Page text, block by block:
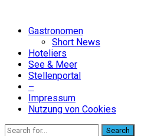
Gastronomen
Short News
Hoteliers
See & Meer
Stellenportal
–
Impressum
Nutzung von Cookies
Search